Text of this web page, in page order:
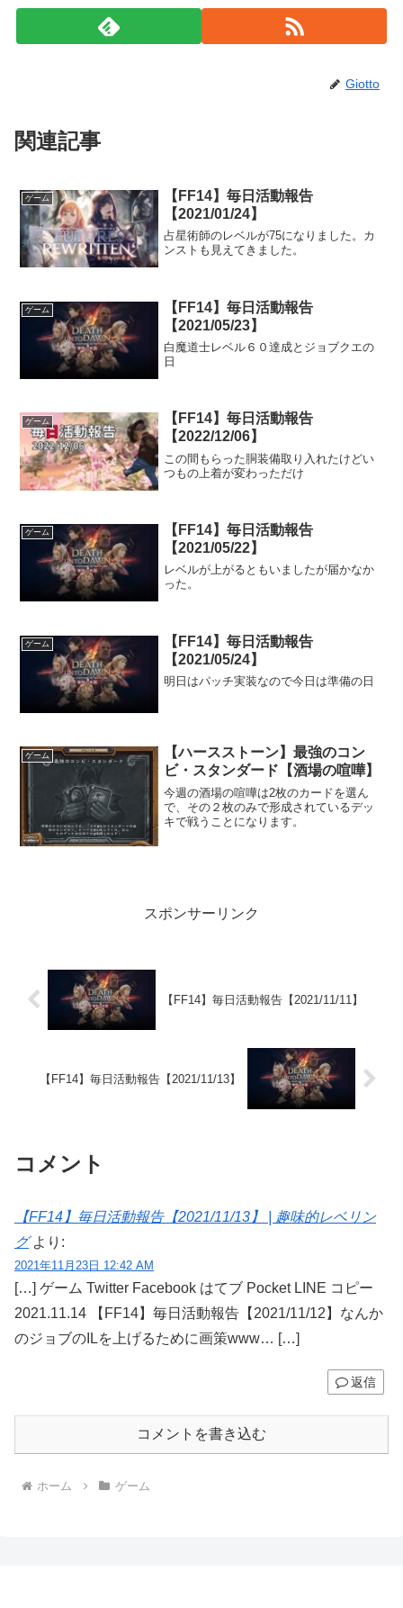
Giotto
関連記事
ゲーム
【FF14】毎日活動報告
【2021/01/24】
占星術師のレベルが75になりました。カ
ンストも見えてきました。
ゲーム
【FF14】毎日活動報告
【2021/05/23】
白魔道士レベル６０達成とジョブクエの
日
ゲーム
【FF14】毎日活動報告
【2022/12/06】
この間もらった胴装備取り入れたけどい
つもの上着が変わっただけ
ゲーム
【FF14】毎日活動報告
【2021/05/22】
レベルが上がるともいましたが届かなか
った。
ゲーム
【FF14】毎日活動報告
【2021/05/24】
明日はパッチ実装なので今日は準備の日
ゲーム
【ハースストーン】最強のコン
ビ・スタンダード【酒場の喧嘩】
今週の酒場の喧嘩は2枚のカードを選ん
で、その２枚のみで形成されているデッ
キで戦うことになります。
スポンサーリンク
【FF14】毎日活動報告【2021/11/11】
【FF14】毎日活動報告【2021/11/13】
コメント
【FF14】毎日活動報告【2021/11/13】 | 趣味的レベリン
グ より:
2021年11月23日 12:42 AM
[…] ゲーム Twitter Facebook はてブ Pocket LINE コピー
2021.11.14 【FF14】毎日活動報告【2021/11/12】なんか
のジョブのILを上げるために画策www… […]
返信
コメントを書き込む
ホーム ゲーム